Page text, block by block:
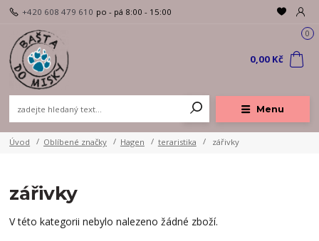
Menu
+420 608 479 610 po - pá 8:00 - 15:00
0
0,00 Kč
Úvod Oblíbené značky Hagen teraristika zářivky
zářivky
V této kategorii nebylo nalezeno žádné zboží.